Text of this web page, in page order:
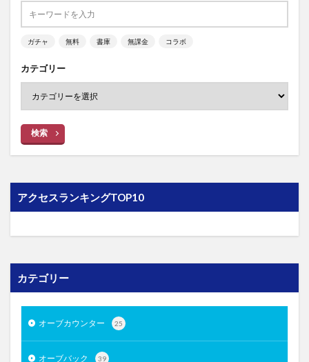
ガチャ 無料 書庫 無課金 コラボ
カテゴリー
検索
アクセスランキングTOP10
カテゴリー
オーブカウンター 25
オーブバック 39